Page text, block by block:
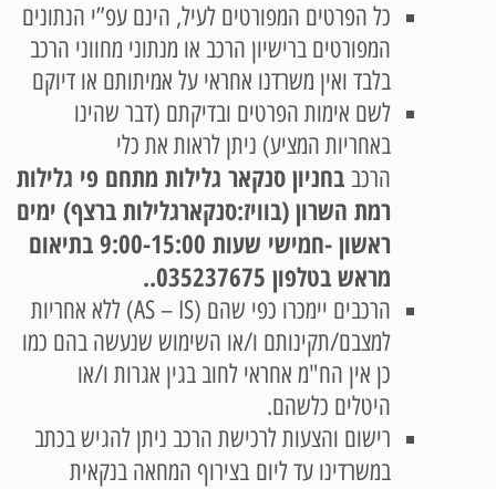
כל הפרטים המפורטים לעיל, הינם עפ”י הנתונים
המפורטים ברישיון הרכב או מנתוני מחווני הרכב
בלבד ואין משרדנו אחראי על אמיתותם או דיוקם
לשם אימות הפרטים ובדיקתם (דבר שהינו
באחריות המציע) ניתן לראות את כלי
הרכב בחניון סנקאר גלילות מתחם פי גלילות
רמת השרון (בוויז:סנקארגלילות ברצף) ימים
ראשון -חמישי שעות 9:00-15:00 בתיאום
מראש בטלפון 035237675.
.
הרכבים יימכרו כפי שהם (AS – IS) ללא אחריות
למצבם/תקינותם ו/או השימוש שנעשה בהם כמו
כן אין הח"מ אחראי לחוב בגין אגרות ו/או
היטלים כלשהם.
רישום והצעות לרכישת הרכב ניתן להגיש בכתב
במשרדינו עד ליום בצירוף המחאה בנקאית